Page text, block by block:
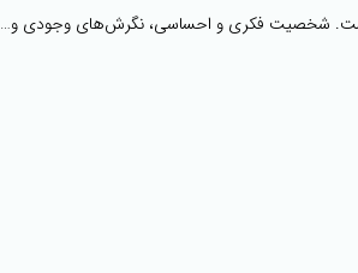
است. شخصیت فکری و احساسی، نگرش‌های وجودی و…